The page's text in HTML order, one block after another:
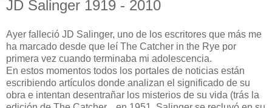
JD Salinger 1919 - 2010
Ayer falleció JD Salinger, uno de los escritores que más me
ha marcado desde que leí The Catcher in the Rye por
primera vez cuando terminaba mi adolescencia.
En estos momentos todos los portales de noticias están
escribiendo artículos donde analizan el significado de su
obra e intentan desentrañar los misterios de su vida (trás la